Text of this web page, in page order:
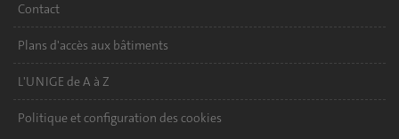
Contact
Plans d'accès aux bâtiments
L'UNIGE de A à Z
Politique et configuration des cookies